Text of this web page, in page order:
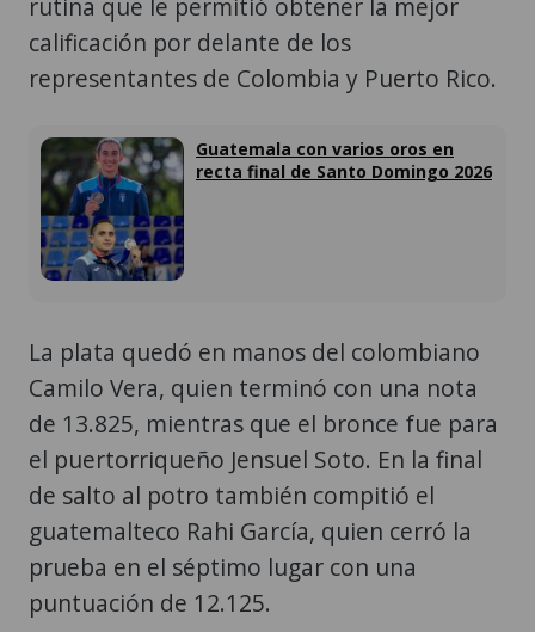
calificación por delante de los
representantes de Colombia y Puerto Rico.
Guatemala con varios oros en
recta final de Santo Domingo 2026
La plata quedó en manos del colombiano
Camilo Vera, quien terminó con una nota
de 13.825, mientras que el bronce fue para
el puertorriqueño Jensuel Soto. En la final
de salto al potro también compitió el
guatemalteco Rahi García, quien cerró la
prueba en el séptimo lugar con una
puntuación de 12.125.